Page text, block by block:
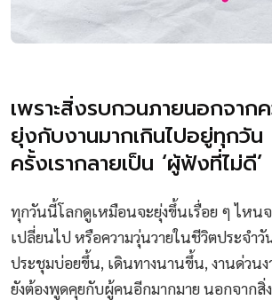
เพราะสิ่งรบกวนภายนอกจาก
ยุ่งกับงานมากเกินไปอยู่ทุกวั
ครั้งเรากลายเป็น ‘ผู้ฟังที่ไม่ดี’
ทุกวันนี้โลกดูเหมือนจะยุ่งขึ้นเรื่อย ๆ ไหน
เปลี่ยนไป หรือความวุ่นวายในชีวิตประจำ
ประชุมบ่อยขึ้น, เดินทางนานขึ้น, งานด่วนง
ยังต้องพูดคุยกับผู้คนอีกมากมาย นอกจากสิ่